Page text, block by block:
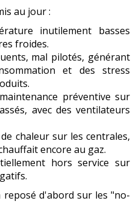
au jour :
inutilement basses
froides.
mal pilotés, générant
et des stress
préventive sur
avec des ventilateurs
chaleur sur les centrales,
encore au gaz.
hors service sur
reposé d'abord sur les "no-